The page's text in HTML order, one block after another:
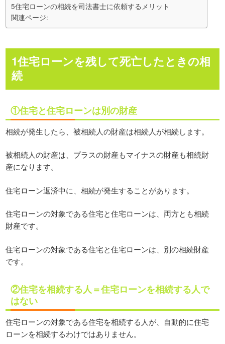
5住宅ローンの相続を司法書士に依頼するメリット
関連ページ:
1住宅ローンを残して死亡したときの相
続
①住宅と住宅ローンは別の財産
相続が発生したら、被相続人の財産は相続人が相続します。
被相続人の財産は、プラスの財産もマイナスの財産も相続財
産になります。
住宅ローン返済中に、相続が発生することがあります。
住宅ローンの対象である住宅と住宅ローンは、両方とも相続
財産です。
住宅ローンの対象である住宅と住宅ローンは、別の相続財産
です。
②住宅を相続する人＝住宅ローンを相続する人で
はない
住宅ローンの対象である住宅を相続する人が、自動的に住宅
ローンを相続するわけではありません。